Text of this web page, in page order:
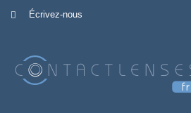
Écrivez-nous